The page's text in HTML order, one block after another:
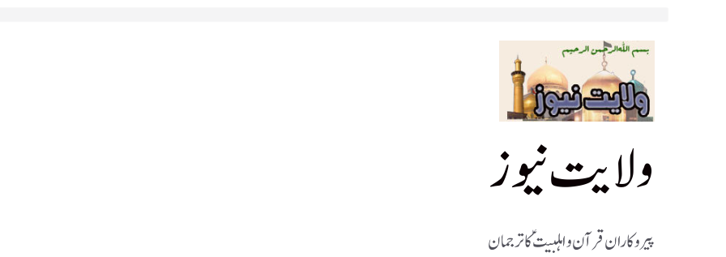
ولایت نیوز
پیروکاران قرآن و اہلبیت ؑ کا ترجمان